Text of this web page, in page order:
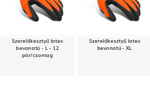
Szerelőkesztyű latex
bevonatú - L - 12
pár/csomag
Szerelőkesztyű latex
bevonatú - XL